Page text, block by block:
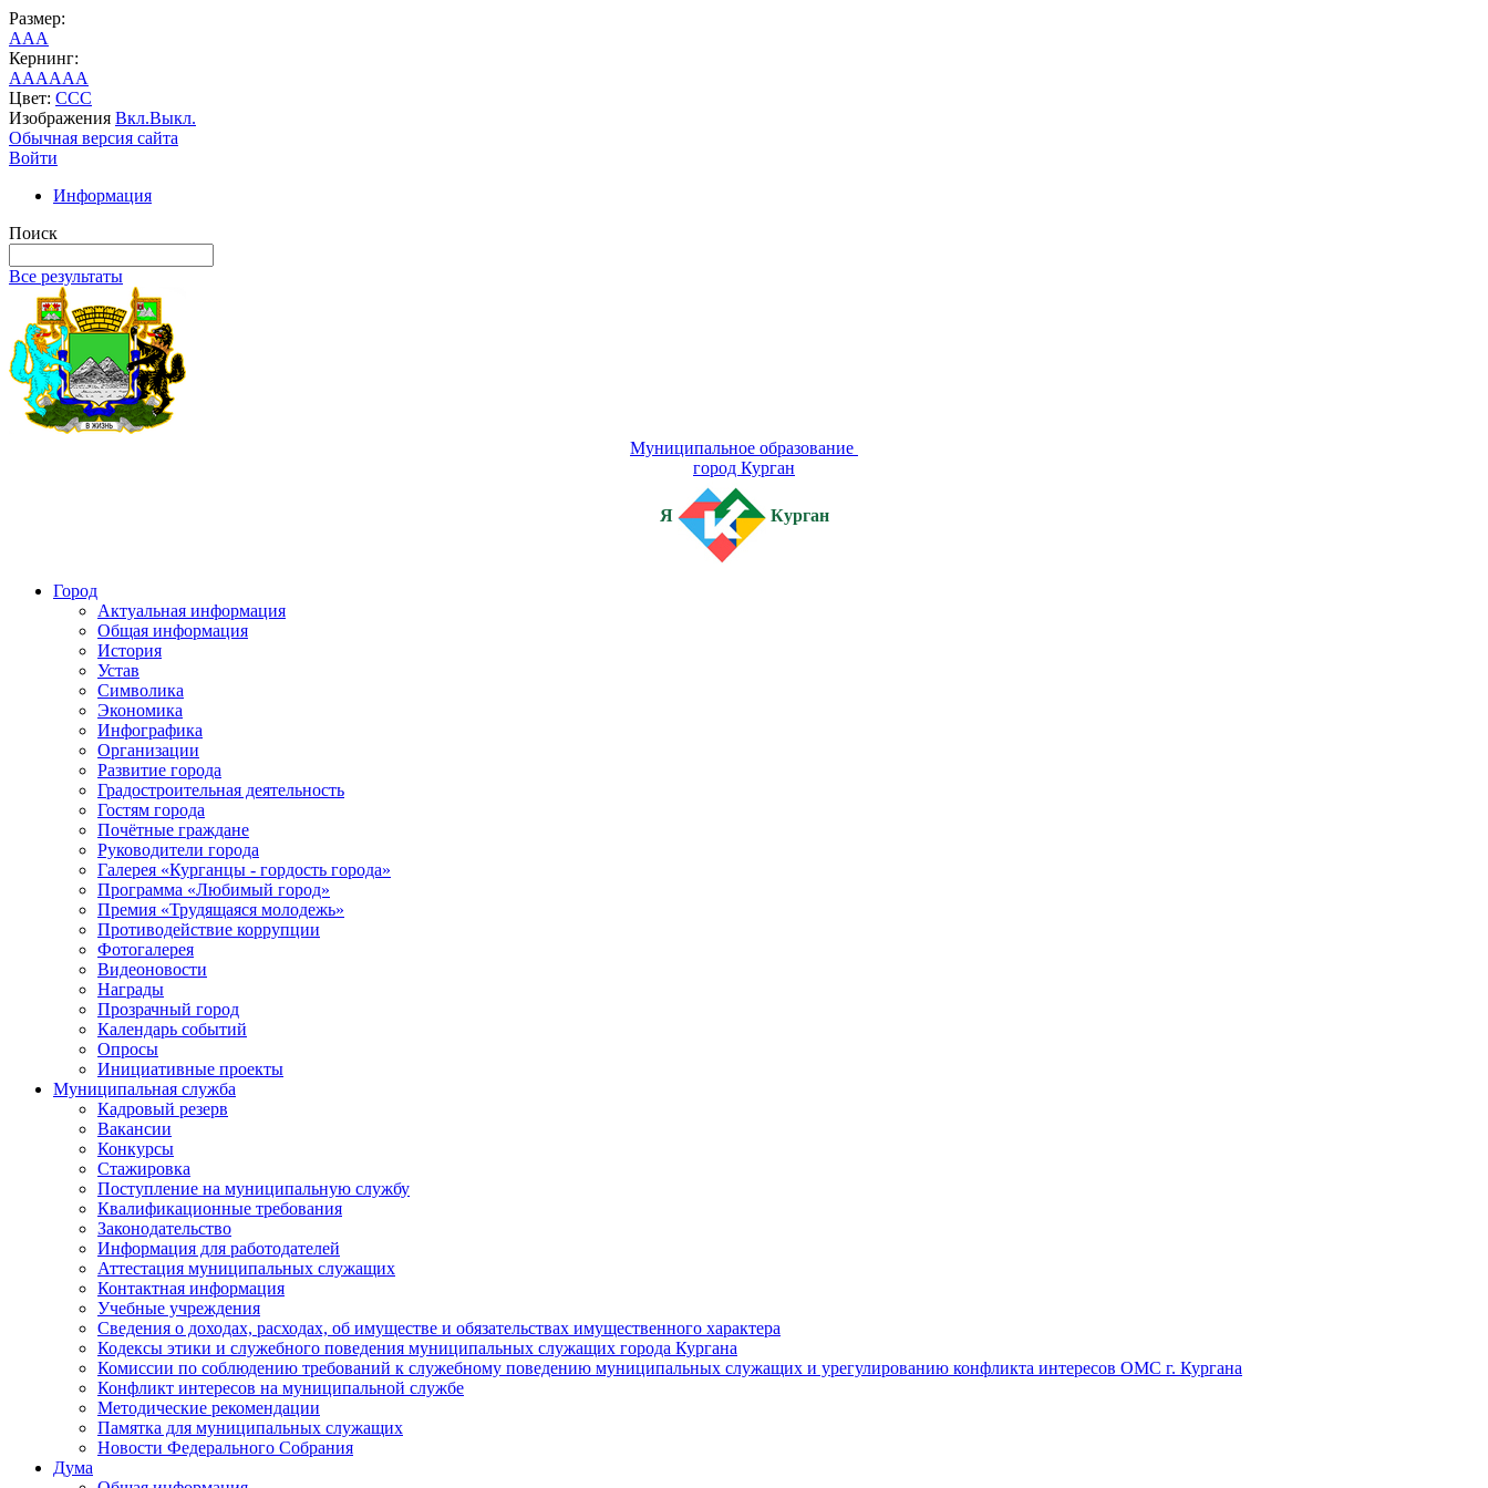
Размер:
AAA
Кернинг:
AAAAAA
Цвет: CCC
Изображения Вкл.Выкл.
Обычная версия сайта
Войти
Информация
Поиск
Все результаты
Муниципальное образование
город Курган
Я Курган
Город
Актуальная информация
Общая информация
История
Устав
Символика
Экономика
Инфографика
Организации
Развитие города
Градостроительная деятельность
Гостям города
Почётные граждане
Руководители города
Галерея «Курганцы - гордость города»
Программа «Любимый город»
Премия «Трудящаяся молодежь»
Противодействие коррупции
Фотогалерея
Видеоновости
Награды
Прозрачный город
Календарь событий
Опросы
Инициативные проекты
Муниципальная служба
Кадровый резерв
Вакансии
Конкурсы
Стажировка
Поступление на муниципальную службу
Квалификационные требования
Законодательство
Информация для работодателей
Аттестация муниципальных служащих
Контактная информация
Учебные учреждения
Сведения о доходах, расходах, об имуществе и обязательствах имущественного характера
Кодексы этики и служебного поведения муниципальных служащих города Кургана
Комиссии по соблюдению требований к служебному поведению муниципальных служащих и урегулированию конфликта интересов ОМС г. Кургана
Конфликт интересов на муниципальной службе
Методические рекомендации
Памятка для муниципальных служащих
Новости Федерального Cобрания
Дума